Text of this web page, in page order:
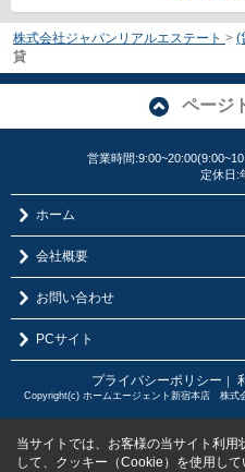
株式会社ジャパンリアルエステート > (
貸
ページ
営業時間
定休日:
ホーム
会社概要
お問い合わせ
PCサイト
プライバシーポリシー ｜
Copyright(c) ホームエージェント新宿本店 株式
当サイトでは、お客様の当サイト利用
して、クッキー（Cookie）を使用して